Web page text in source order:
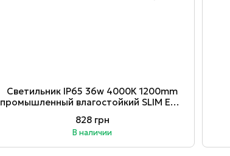
Светильник ІР65 36w 4000К 1200mm
промышленный влагостойкий SLIM ECO
828 грн
В наличии